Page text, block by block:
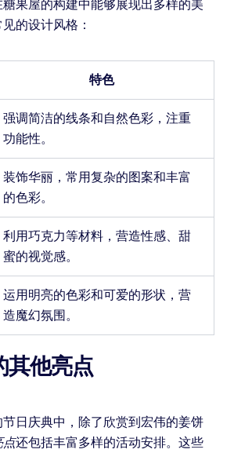
果屋的构建中能够展现出多样的美
的设计风格：
特色
强调简洁的线条和自然色彩，注重
功能性。
装饰华丽，常用复杂的图案和丰富
的色彩。
利用巧克力等材料，营造性感、甜
蜜的视觉感。
运用明亮的色彩和可爱的形状，营
造魔幻氛围。
其他亮点
日庆典中，除了欣赏到宏伟的姜饼
点还包括丰富多样的活动安排。这些